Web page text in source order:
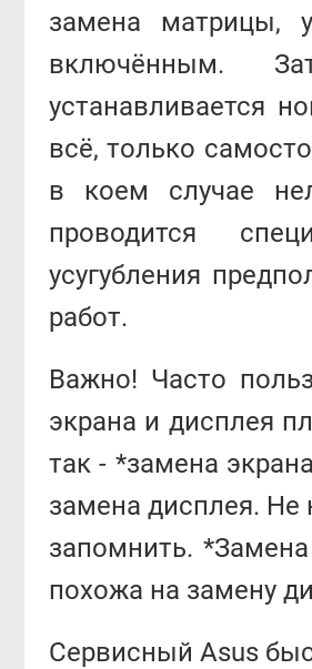
замена матрицы,
включённым.
устанавливается
всё, только
в коем случае
проводится
усугубления
работ.
Важно! Часто
экрана и дисплея
так - *замена
замена дисплея. Не
запомнить.
похожа на замену
Сервисный Asus